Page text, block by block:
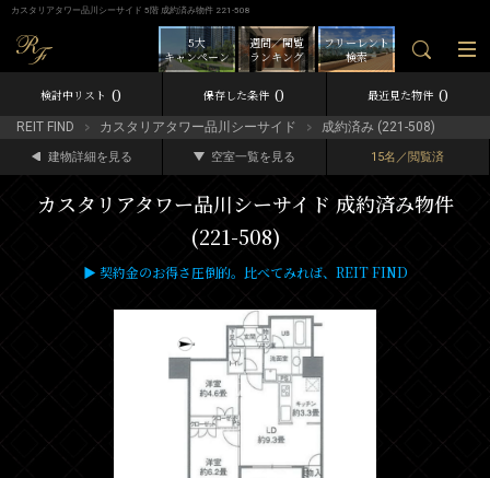
カスタリアタワー品川シーサイド 5階 成約済み物件 221-508
フリーレント
検索
週間／閲覧
ランキング
5大
キャンペーン
検討中リスト 0 保存した条件 0 最近見た物件 0
REIT FIND カスタリアタワー品川シーサイド 成約済み (221-508)
建物詳細を見る 空室一覧を見る 15名／閲覧済
カスタリアタワー品川シーサイド 成約済み物件
(221-508)
▶ 契約金のお得さ圧倒的。比べてみれば、REIT FIND